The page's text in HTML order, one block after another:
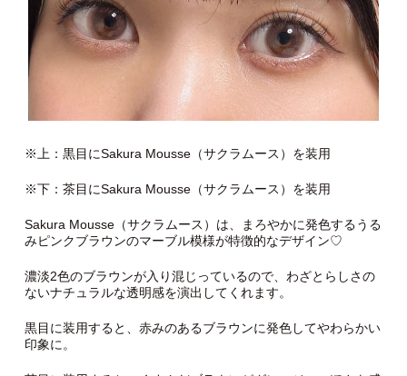
※上：黒目にSakura Mousse（サクラムース）を装用
※下：茶目にSakura Mousse（サクラムース）を装用
Sakura Mousse（サクラムース）は、まろやかに発色するうる
みピンクブラウンのマーブル模様が特徴的なデザイン♡
濃淡2色のブラウンが入り混じっているので、わざとらしさの
ないナチュラルな透明感を演出してくれます。
黒目に装用すると、赤みのあるブラウンに発色してやわらかい
印象に。